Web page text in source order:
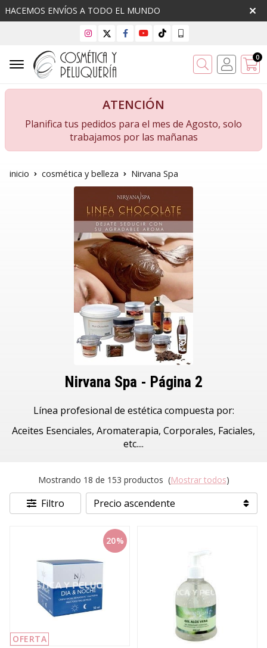
HACEMOS ENVÍOS A TODO EL MUNDO
Buscar 0
ATENCIÓN
Planifica tus pedidos para el mes de Agosto, solo
trabajamos por las mañanas
inicio cosmética y belleza Nirvana Spa
Nirvana Spa - Página 2
Línea profesional de estética compuesta por:
Aceites Esenciales, Aromaterapia, Corporales, Faciales,
etc....
Mostrando 18 de 153 productos (Mostrar todos)
Filtro
20%
OFERTA